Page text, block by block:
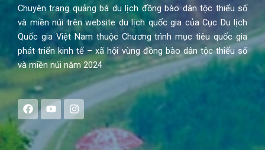
Chuyên trang quảng bá du lịch đồng bào dân tộc thiểu số
và miền núi trên website du lịch quốc gia của Cục Du lịch
Quốc gia Việt Nam thuộc Chương trình mục tiêu quốc gia
phát triển kinh tế – xã hội vùng đồng bào dân tộc thiểu số
và miền núi năm 2024
F
a
c
e
b
Y
o
u
t
u
I
n
s
a